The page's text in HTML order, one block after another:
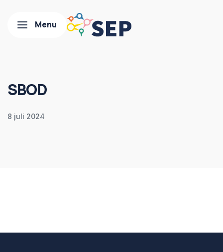
SBOD
8 juli 2024